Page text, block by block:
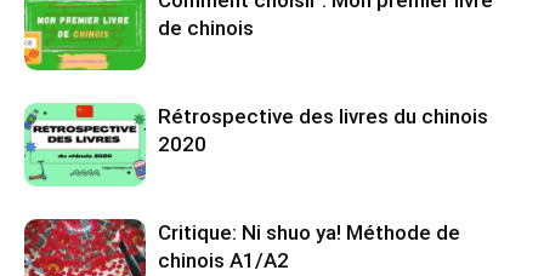
de chinois
Rétrospective des livres du chinois
2020
Critique: Ni shuo ya! Méthode de
chinois A1/A2